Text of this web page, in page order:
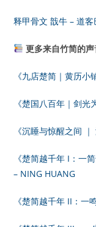
释甲骨文 戠牛 – 道客
更多来自竹简的声
《九店楚简｜黄历小
《楚国八百年｜剑光
《沉睡与惊醒之间
《楚简越千年 I：一
– NING HUANG
《楚简越千年 II：一